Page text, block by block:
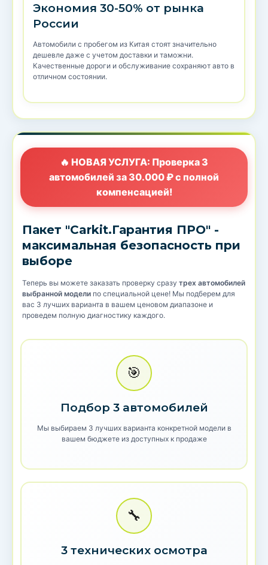
Экономия 30-50% от рынка
России
Автомобили с пробегом из Китая стоят значительно
дешевле даже с учетом доставки и таможни.
Качественные дороги и обслуживание сохраняют авто в
отличном состоянии.
🔥 НОВАЯ УСЛУГА: Проверка 3
автомобилей за 30.000 ₽ с полной
компенсацией!
Пакет "Carkit.Гарантия ПРО" -
максимальная безопасность при
выборе
Теперь вы можете заказать проверку сразу трех автомобилей
выбранной модели по специальной цене! Мы подберем для
вас 3 лучших варианта в вашем ценовом диапазоне и
проведем полную диагностику каждого.
🎯
Подбор 3 автомобилей
Мы выбираем 3 лучших варианта конкретной модели в
вашем бюджете из доступных к продаже
🔧
3 технических осмотра